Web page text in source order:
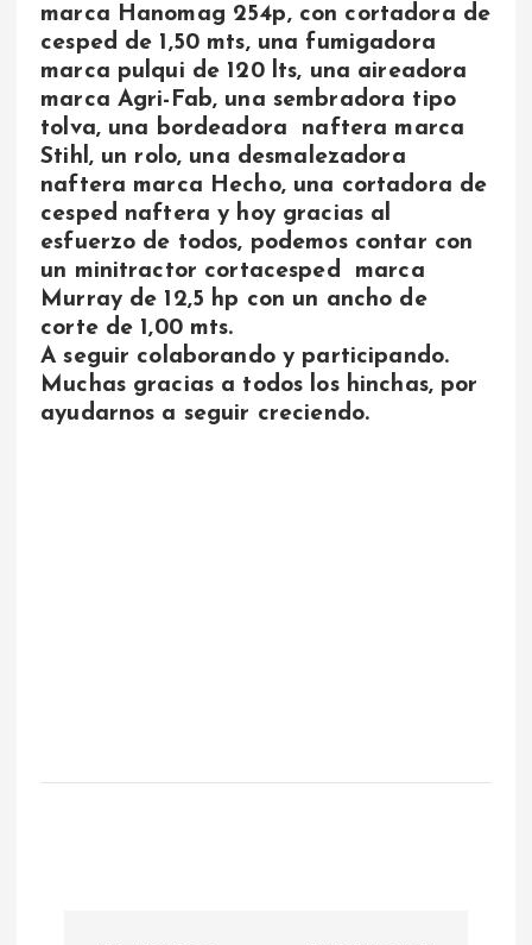
marca Hanomag 254p, con cortadora de
cesped de 1,50 mts, una fumigadora
marca pulqui de 120 lts, una aireadora
marca Agri-Fab, una sembradora tipo
tolva, una bordeadora naftera marca
Stihl, un rolo, una desmalezadora
naftera marca Hecho, una cortadora de
cesped naftera y hoy gracias al
esfuerzo de todos, podemos contar con
un minitractor cortacesped marca
Murray de 12,5 hp con un ancho de
corte de 1,00 mts.
A seguir colaborando y participando.
Muchas gracias a todos los hinchas, por
ayudarnos a seguir creciendo.